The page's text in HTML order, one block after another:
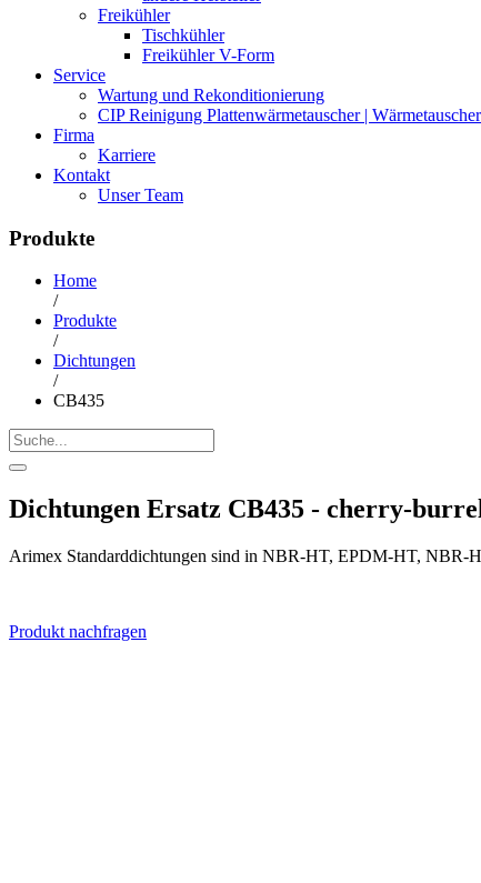
Freikühler
Tischkühler
Freikühler V-Form
Service
Wartung und Rekonditionierung
CIP Reinigung Plattenwärmetauscher |
Firma
Karriere
Kontakt
Unser Team
Produkte
Home
/
Produkte
/
Dichtungen
/
CB435
Dichtungen Ersatz CB435 - cherry-
Arimex Standarddichtungen sind in NBR-HT, EPDM-HT, NBR-
Produkt nachfragen